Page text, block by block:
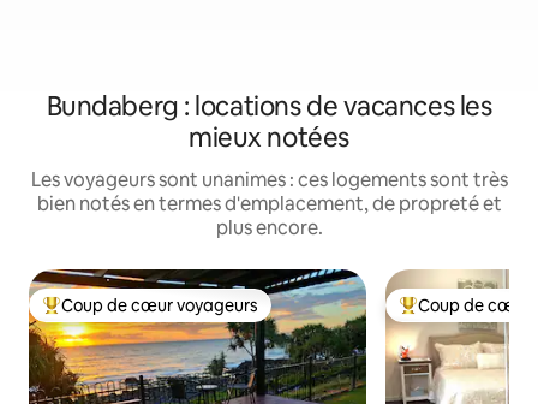
Bundaberg : locations de vacances les
mieux notées
Les voyageurs sont unanimes : ces logements sont très
bien notés en termes d'emplacement, de propreté et
plus encore.
Coups de cœur voyageurs les plus appréciés
Coup de cœur voyageurs Coups de cœur
Coup de cœur